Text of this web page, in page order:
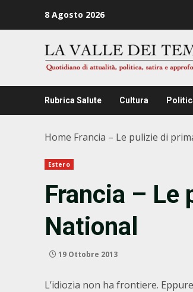
8 Agosto 2026
Rubrica Salute Cultura
Home Francia – Le pulizie di
Estero
Francia – Le
National
19 Ottobre 2013
L’idiozia non ha frontiere.